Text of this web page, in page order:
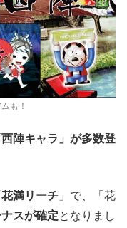
も！
西陣キャラ」が多数登
花満リーチ 」で、「花
スが確定となりまし